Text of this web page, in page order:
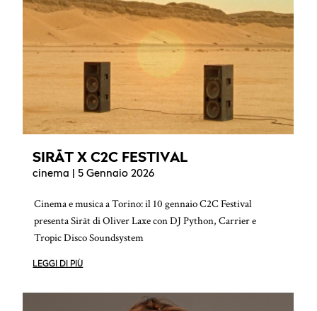
SIRĀT X C2C FESTIVAL
cinema | 5 Gennaio 2026
Cinema e musica a Torino: il 10 gennaio C2C Festival
presenta Sirāt di Oliver Laxe con DJ Python, Carrier e
Tropic Disco Soundsystem
LEGGI DI PIÙ